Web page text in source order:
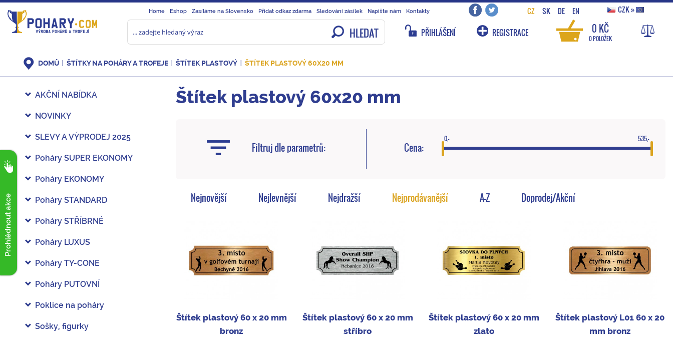
Home Eshop Zasíláme na Slovensko Přidat odkaz zdarma Sledování zásilek Napište nám Kontakty CZ SK DE EN CZK»
HLEDAT PŘIHLÁŠENÍ REGISTRACE 0 KČ
0 POLOŽEK
Prohlédnout akce
DOMŮ ŠTÍTKY NA POHÁRY A TROFEJE ŠTÍTEK PLASTOVÝ ŠTÍTEK PLASTOVÝ 60X20 MM
AKČNÍ NABÍDKA
NOVINKY
SLEVY A VÝPRODEJ 2025
Poháry SUPER EKONOMY
Poháry EKONOMY
Poháry STANDARD
Poháry STŘÍBRNÉ
Poháry LUXUS
Poháry TY-CONE
Poháry PUTOVNÍ
Poklice na poháry
Sošky, figurky
Štítek plastový 60x20 mm
Filtruj dle parametrů: Cena:
0,- 535,-
Nejnovější Nejlevnější Nejdražší Nejprodávanější A-Z Doprodej/Akční
Štítek plastový 60 x 20 mm
bronz
Štítek plastový 60 x 20 mm
stříbro
Štítek plastový 60 x 20 mm
zlato
Štítek plastový L01 60 x 20
mm bronz